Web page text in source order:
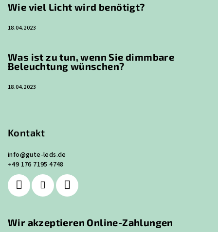
Wie viel Licht wird benötigt?
18.04.2023
Was ist zu tun, wenn Sie dimmbare
Beleuchtung wünschen?
18.04.2023
Kontakt
info@gute-leds.de
+49 176 7195 4748
Wir akzeptieren Online-Zahlungen